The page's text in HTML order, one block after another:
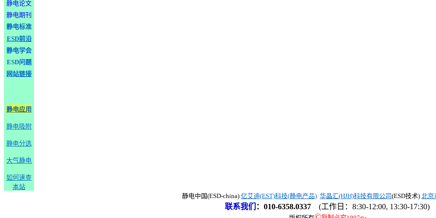
静电论文
静电期刊
静电标准
ESD前沿
静电学会
ESD问题
网站链接
静电应用
静电吸附
静电分选
大气静电
如何速查
本站
静电中国(ESD-china) 亿艾迪(EST)科技(静电产品) 华晶汇(HJH)科技有限公司(ESD技术) 北京
联系我们 ： 010-6358.0337 (工作日：8:30-12:00, 13:30-17:30)